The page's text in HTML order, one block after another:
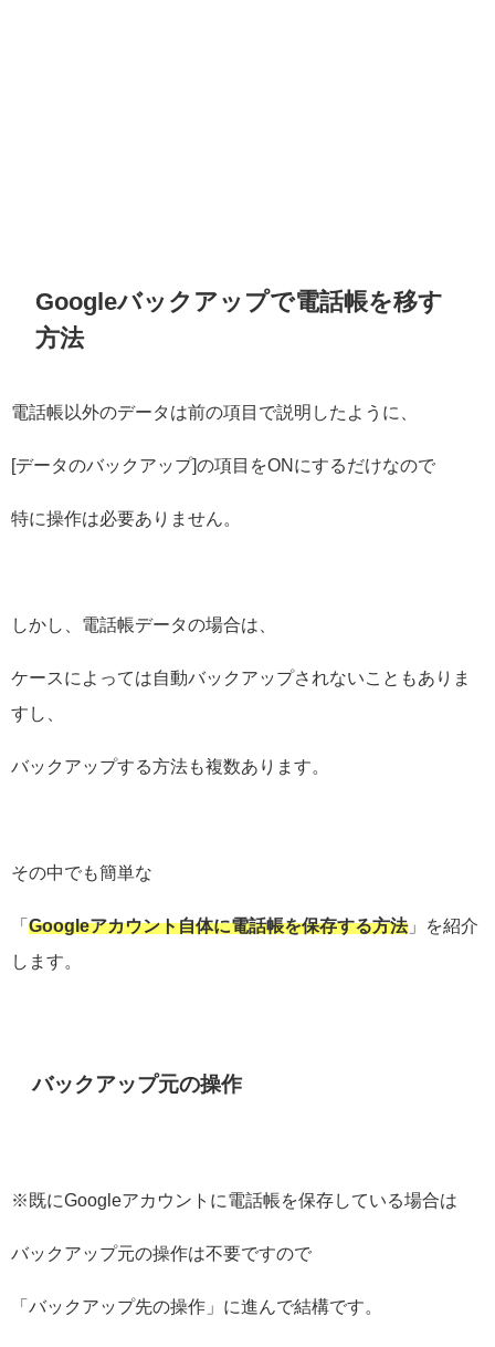
Googleバックアップで電話帳を移す
方法
電話帳以外のデータは前の項目で説明したように、
[データのバックアップ]の項目をONにするだけなので
特に操作は必要ありません。
しかし、電話帳データの場合は、
ケースによっては自動バックアップされないこともありま
すし、
バックアップする方法も複数あります。
その中でも簡単な
「 Googleアカウント自体に電話帳を保存する方法」を紹介
します。
バックアップ元の操作
※既にGoogleアカウントに電話帳を保存している場合は
バックアップ元の操作は不要ですので
「バックアップ先の操作」に進んで結構です。